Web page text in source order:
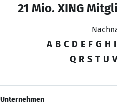
21 Mio. XING
A B C D E F G H I
Q R S T U V
Unternehmen